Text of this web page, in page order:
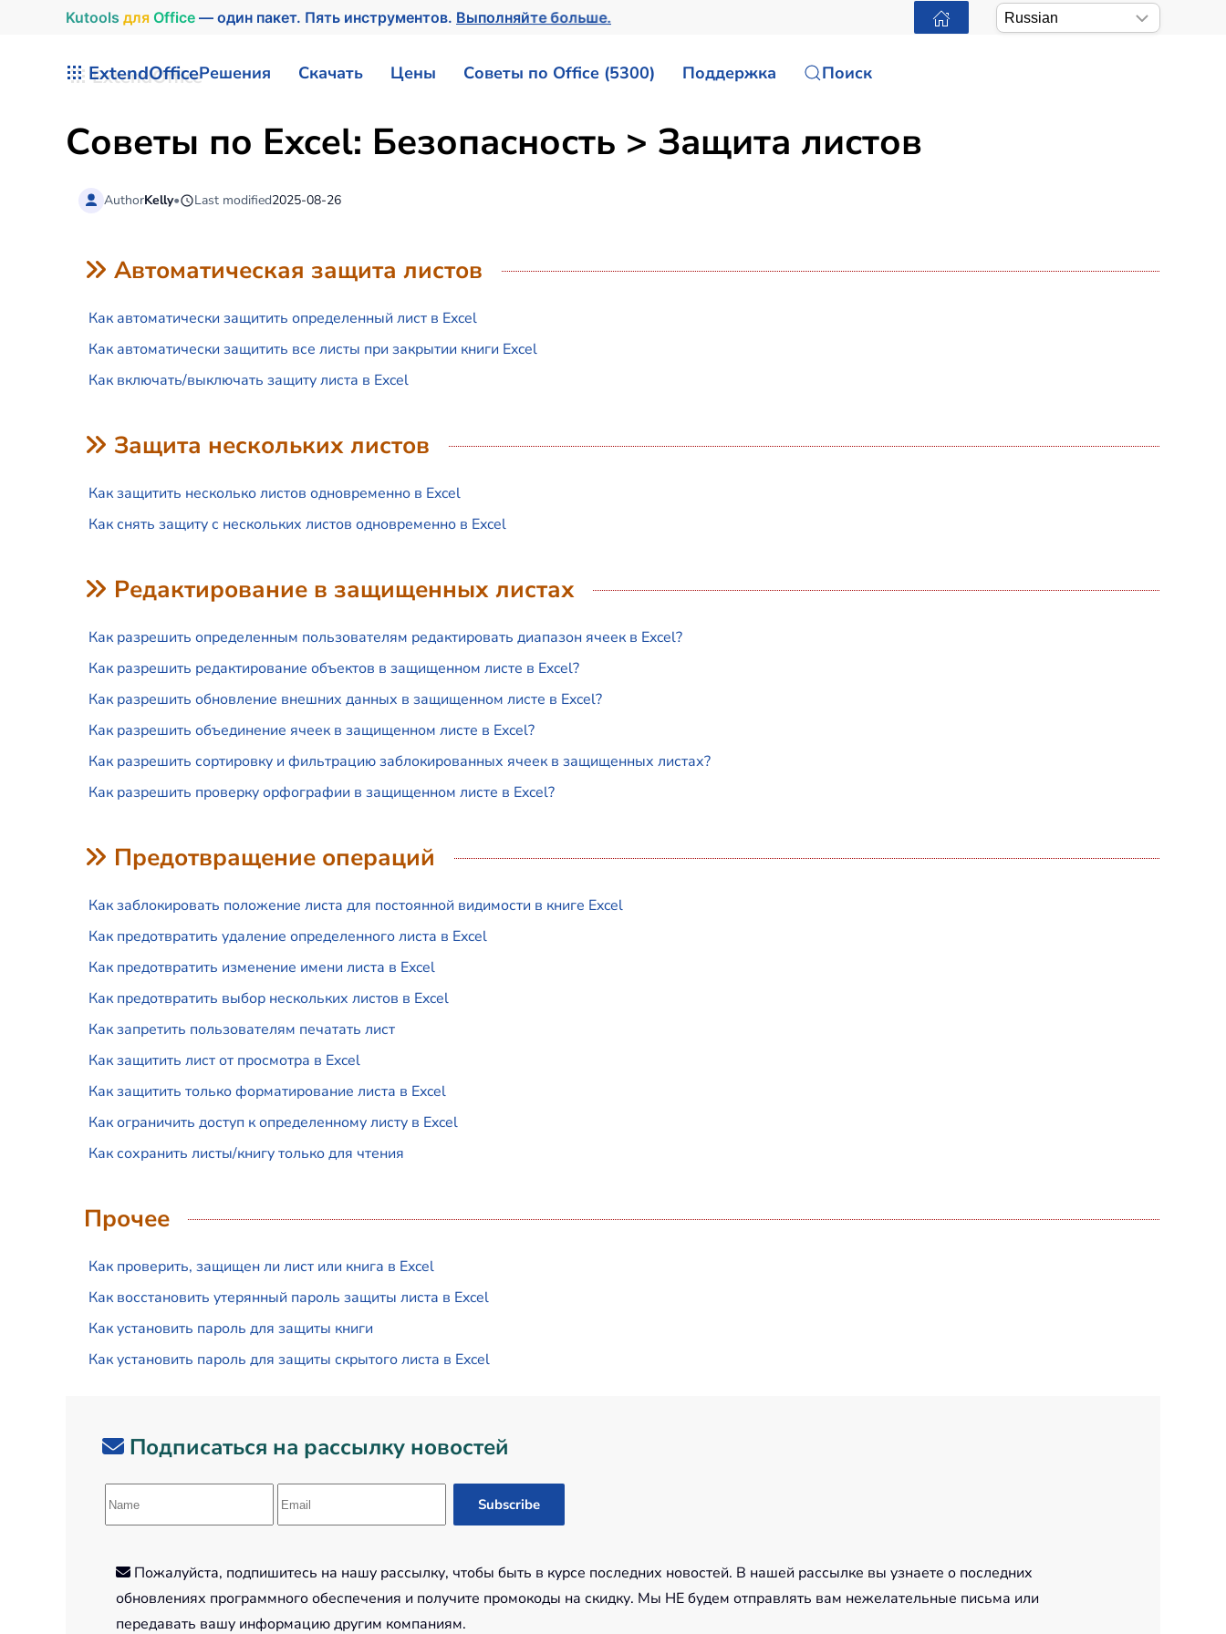
Kutools для Office— один пакет. Пять инструментов.Выполняйте больше.
ExtendOfficeРешения Скачать Цены Советы по Office (5300) Поддержка Поиск
Советы по Excel: Безопасность > Защита листов
AuthorKelly• Last modified2025-08-26
Автоматическая защита листов
Как автоматически защитить определенный лист в Excel
Как автоматически защитить все листы при закрытии книги Excel
Как включать/выключать защиту листа в Excel
Защита нескольких листов
Как защитить несколько листов одновременно в Excel
Как снять защиту с нескольких листов одновременно в Excel
Редактирование в защищенных листах
Как разрешить определенным пользователям редактировать диапазон ячеек в Excel?
Как разрешить редактирование объектов в защищенном листе в Excel?
Как разрешить обновление внешних данных в защищенном листе в Excel?
Как разрешить объединение ячеек в защищенном листе в Excel?
Как разрешить сортировку и фильтрацию заблокированных ячеек в защищенных листах?
Как разрешить проверку орфографии в защищенном листе в Excel?
Предотвращение операций
Как заблокировать положение листа для постоянной видимости в книге Excel
Как предотвратить удаление определенного листа в Excel
Как предотвратить изменение имени листа в Excel
Как предотвратить выбор нескольких листов в Excel
Как запретить пользователям печатать лист
Как защитить лист от просмотра в Excel
Как защитить только форматирование листа в Excel
Как ограничить доступ к определенному листу в Excel
Как сохранить листы/книгу только для чтения
Прочее
Как проверить, защищен ли лист или книга в Excel
Как восстановить утерянный пароль защиты листа в Excel
Как установить пароль для защиты книги
Как установить пароль для защиты скрытого листа в Excel
Подписаться на рассылку новостей
Пожалуйста, подпишитесь на нашу рассылку, чтобы быть в курсе последних новостей. В нашей рассылке вы узнаете о последних
обновлениях программного обеспечения и получите промокоды на скидку. Мы НЕ будем отправлять вам нежелательные письма или
передавать вашу информацию другим компаниям.